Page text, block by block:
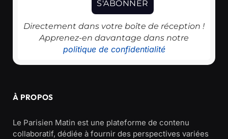
Directement dans votre boîte de réception !
Apprenez-en davantage dans notre
politique de confidentialité
À PROPOS
Le Parisien Matin est une plateforme de contenu
collaboratif, dédiée à fournir des perspectives variées